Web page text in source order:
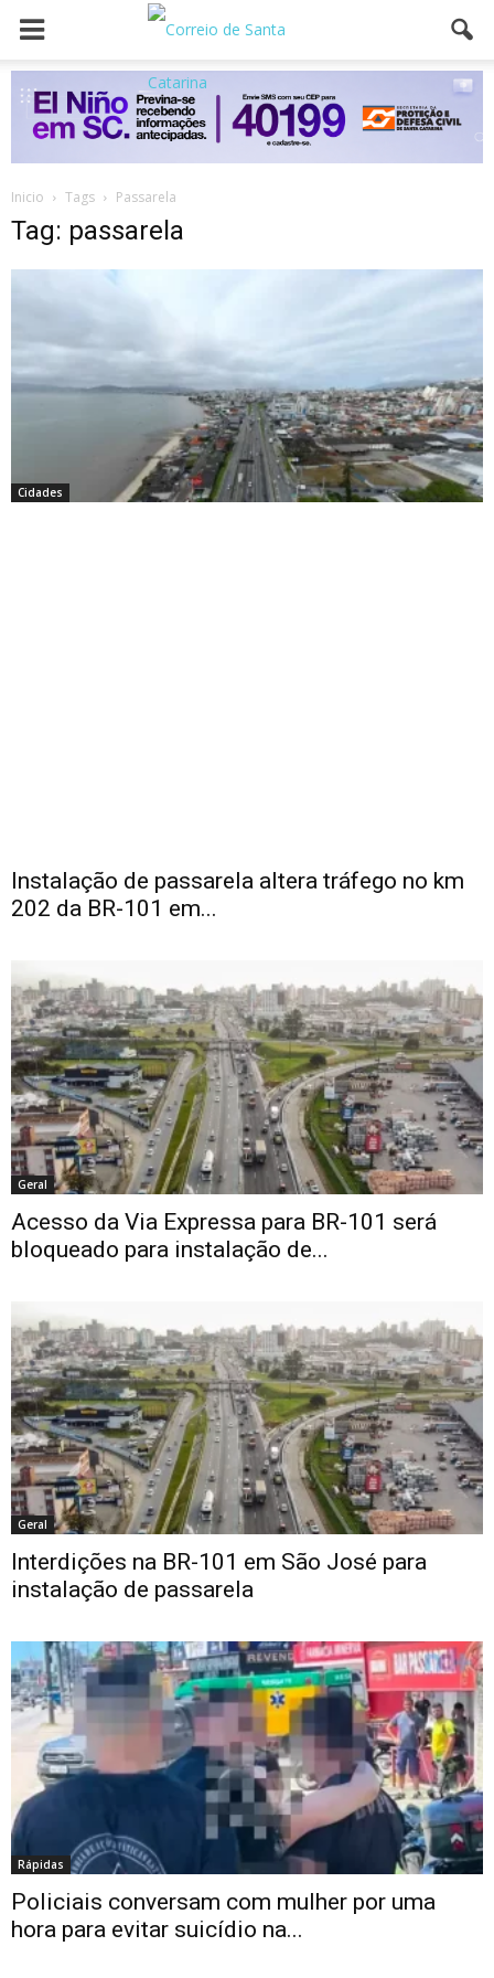
Inicio Tags Passarela
Tag: passarela
Cidades
Instalação de passarela altera tráfego no km
202 da BR-101 em...
Geral
Acesso da Via Expressa para BR-101 será
bloqueado para instalação de...
Geral
Interdições na BR-101 em São José para
instalação de passarela
Rápidas
Policiais conversam com mulher por uma
hora para evitar suicídio na...